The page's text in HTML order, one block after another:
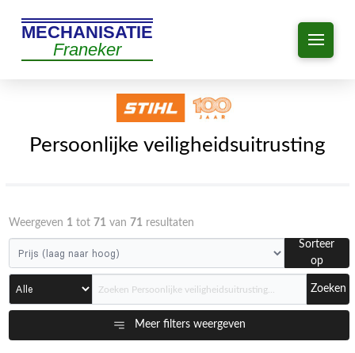
MECHANISATIE
Franeker
Persoonlijke veiligheidsuitrusting
Weergeven 1tot 71van 71resultaten
Sorteer
op
Zoeken
Meer filters weergeven